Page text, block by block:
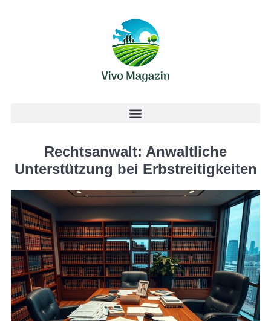
Rechtsanwalt: Anwaltliche
Unterstützung bei Erbstreitigkeiten